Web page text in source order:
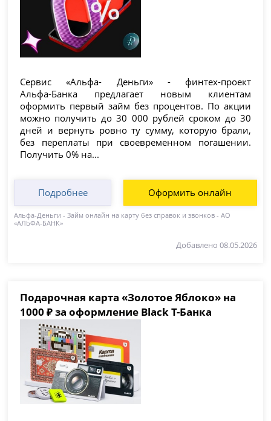
Сервис «Альфа- Деньги» - финтех-проект
Альфа‑Банка предлагает новым клиентам
оформить первый займ без процентов. По акции
можно получить до 30 000 рублей сроком до 30
дней и вернуть ровно ту сумму, которую брали,
без переплаты при своевременном погашении.
Получить 0% на...
Подробнее Оформить онлайн
Альфа-Деньги - Займ онлайн на карту без справок и звонков - АО
«АЛЬФА-БАНК»
Добавлено 08.05.2026
Подарочная карта «Золотое Яблоко» на
1000 ₽ за оформление Black Т-Банка